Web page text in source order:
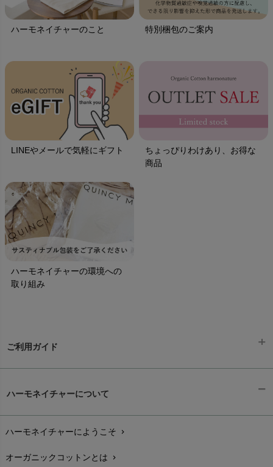
ハーモネイチャーのこと 特別梱包のご案内
LINEやメールで気軽にギフト
ちょっぴりわけあり、お得な
商品
ハーモネイチャーの環境への
取り組み
ご利用ガイド
配送と送料chevron_right
在庫状況と発送予定chevron_right
ハーモネイチャーについて
ハーモネイチャーにようこそ chevron_right
オーガニックコットンとは chevron_right